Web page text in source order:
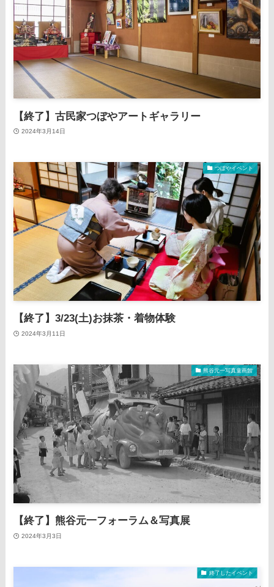
【終了】古民家つぼやアートギャラリー
2024年3月14日
つぼやイベント
【終了】3/23(土)お抹茶・着物体験
2024年3月11日
熊谷元一写真童画館
【終了】熊谷元一フォーラム＆写真展
2024年3月3日
終了したイベント